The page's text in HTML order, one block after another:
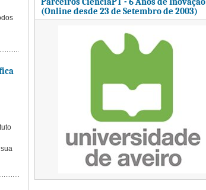
(Online desde 23 de Setembro de 2003)